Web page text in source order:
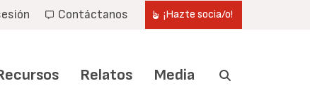
Contáctanos ¡Hazte socia/o!
Relatos Media